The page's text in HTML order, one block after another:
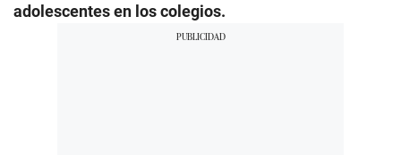
adolescentes en los colegios.